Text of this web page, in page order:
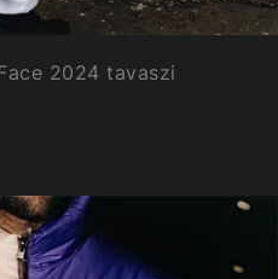
2024 tavaszi